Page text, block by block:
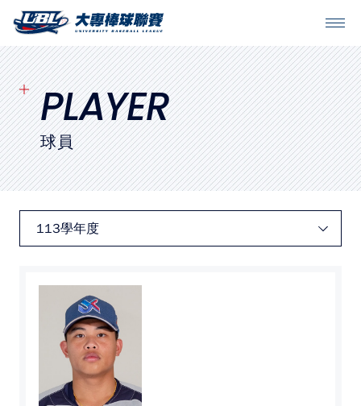
SITEMAP
首頁
球隊戰績
賽程表
球隊與球員
比賽場地
最新消息
媒體文章
PLAYER
球員